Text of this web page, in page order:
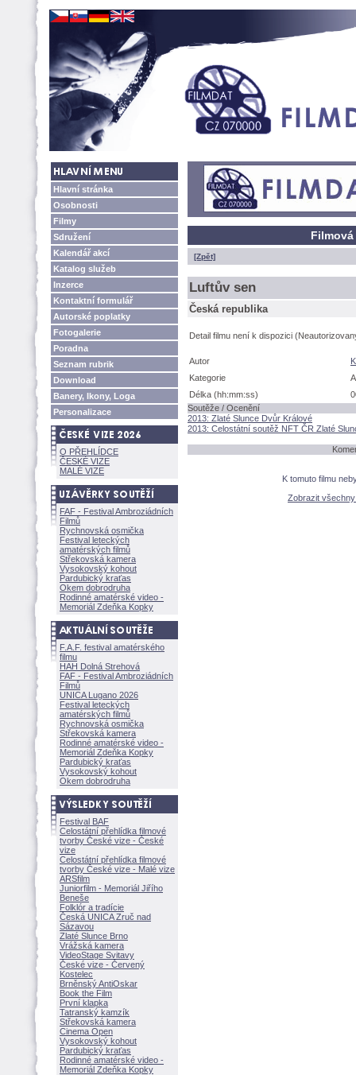
Hlavní stránka
Osobnosti
Filmy
Sdružení
Kalendář akcí
Katalog služeb
Inzerce
Kontaktní formulář
Autorské poplatky
Fotogalerie
Poradna
Seznam rubrik
Download
Banery, Ikony, Loga
Personalizace
O PŘEHLÍDCE
ČESKÉ VIZE
MALÉ VIZE
FAF - Festival Ambroziádních
Filmů
Rychnovská osmička
Festival leteckých
amatérských filmů
Střekovská kamera
Vysokovský kohout
Pardubický kraťas
Okem dobrodruha
Rodinné amatérské video -
Memoriál Zdeňka Kopky
F.A.F. festival amatérského
filmu
HAH Dolná Strehov
FAF - Festival Ambroziádních
Filmů
UNICA Lugano 2026
Festival leteckých
amatérských filmů
Rychnovská osmička
Střekovská kamera
Rodinné amatérské video -
Memoriál Zdeňka Kopky
Pardubický kraťas
Vysokovský kohout
Okem dobrodruha
Festival BAF
Celostátní přehlídka filmové
tvorby České vize - České
vize
Celostátní přehlídka filmové
tvorby České vize - Malé vize
ARSfilm
Juniorfilm - Memoriál Jiřího
Beneše
Folklór a tradície
Česká UNICA Zruč nad
Sázavou
Zlaté Slunce Brno
Vrážská kamera
VideoStage Svitavy
České vize - Červený
Kostelec
Brněnský AntiOskar
Book the Film
První klapka
Tatranský kamzík
Střekovská kamera
Cinema Open
Vysokovský kohout
Pardubický kraťas
Rodinné amatérské video -
Memoriál Zdeňka Kopky
[Zpět]
Luftův sen
Česká republika
Detail filmu není k dispozici
Autor
Kategorie
Délka (hh:mm:ss)
Soutěže / Ocenění
2013: Zlaté Slunce Dvůr Králové
2013: Celostátní soutěž NFT ČR Zlaté
K tomuto filmu
Zobrazit